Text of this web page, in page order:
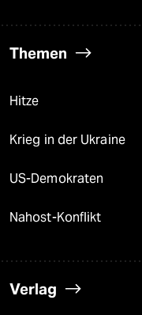
Themen
Hitze
Krieg in der Ukraine
US-Demokraten
Nahost-Konflikt
Verlag